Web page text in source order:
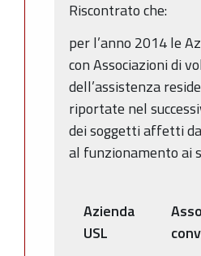
Riscontrato che:
per l’anno 2014 le
con Associazioni di
dell’assistenza
riportate nel
dei soggetti affetti
al funzionamento ai
Azienda
USL